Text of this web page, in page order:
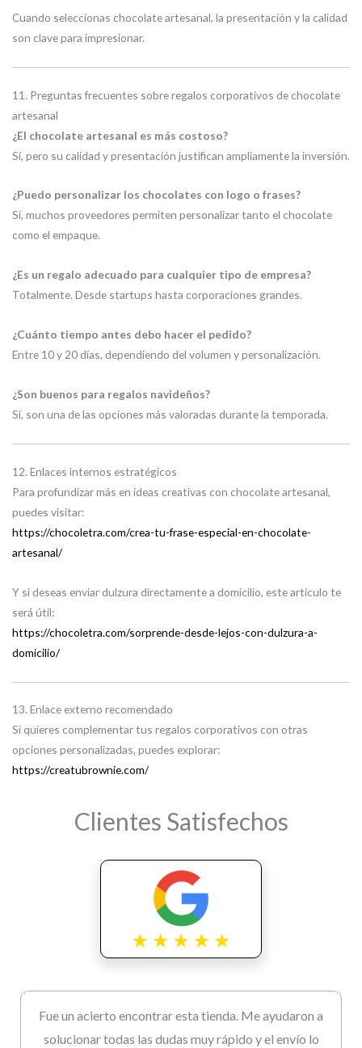
Cuando seleccionas chocolate artesanal, la presentación y la calidad
son clave para impresionar.
11. Preguntas frecuentes sobre regalos corporativos de chocolate
artesanal
¿El chocolate artesanal es más costoso?
Sí, pero su calidad y presentación justifican ampliamente la inversión.
¿Puedo personalizar los chocolates con logo o frases?
Sí, muchos proveedores permiten personalizar tanto el chocolate
como el empaque.
¿Es un regalo adecuado para cualquier tipo de empresa?
Totalmente. Desde startups hasta corporaciones grandes.
¿Cuánto tiempo antes debo hacer el pedido?
Entre 10 y 20 días, dependiendo del volumen y personalización.
¿Son buenos para regalos navideños?
Sí, son una de las opciones más valoradas durante la temporada.
12. Enlaces internos estratégicos
Para profundizar más en ideas creativas con chocolate artesanal,
puedes visitar:
https://chocoletra.com/crea-tu-frase-especial-en-chocolate-
artesanal/
Y si deseas enviar dulzura directamente a domicilio, este artículo te
será útil:
https://chocoletra.com/sorprende-desde-lejos-con-dulzura-a-
domicilio/
13. Enlace externo recomendado
Si quieres complementar tus regalos corporativos con otras
opciones personalizadas, puedes explorar:
https://creatubrownie.com/
Clientes Satisfechos
Fue un acierto encontrar esta tienda. Me ayudaron a
solucionar todas las dudas muy rápido y el envío lo